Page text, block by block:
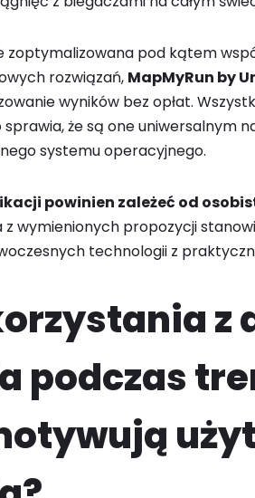
zoptymalizowana pod kątem
rozwiązań, MapMyRun by
wyników bez opłat.
sprawia, że są one uniwersalnym
systemu operacyjnego.
powinien zależeć od
z wymienionych propozycji
technologii z
z
podczas